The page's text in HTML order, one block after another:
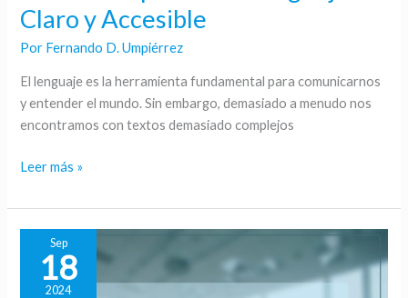
Claro y Accesible
Por Fernando D. Umpiérrez
El lenguaje es la herramienta fundamental para comunicarnos
y entender el mundo. Sin embargo, demasiado a menudo nos
encontramos con textos demasiado complejos
une
a
Red
Panhispánica
de
Claro
Leer más »
Sep
18
2024